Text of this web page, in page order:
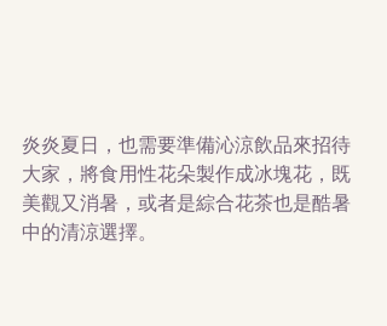
炎炎夏日，也需要準備沁涼飲品來招待
大家，將食用性花朵製作成冰塊花，既
美觀又消暑，或者是綜合花茶也是酷暑
中的清涼選擇。